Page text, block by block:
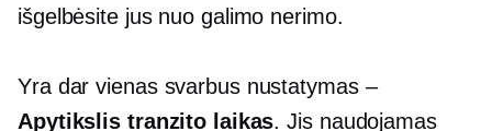
išgelbėsite jus nuo galimo nerimo.
Yra dar vienas svarbus nustatymas –
Apytikslis tranzito laikas. Jis naudojamas